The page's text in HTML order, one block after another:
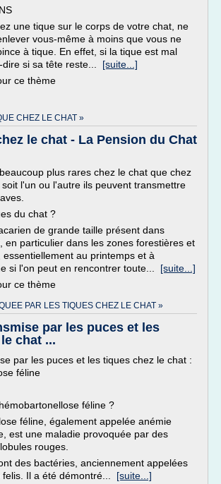
une tique sur le corps de votre chat, ne
vous-même à moins que vous ne
à tique. En effet, si la tique est mal
si sa tête reste... [suite...]
ce thème
CHEZ LE CHAT »
le chat - La Pension du Chat
plus rares chez le chat que chez
l'un ou l'autre ils peuvent transmettre
du chat ?
de grande taille présent dans
en particulier dans les zones forestières et
essentiellement au printemps et à
si l'on peut en rencontrer toute... [suite...]
ce thème
PAR LES TIQUES CHEZ LE CHAT »
par les puces et les
chat ...
par les puces et les tiques chez le chat :
féline
féline ?
féline, également appelée anémie
est une maladie provoquée par des
rouges.
des bactéries, anciennement appelées
Il a été démontré... [suite...]